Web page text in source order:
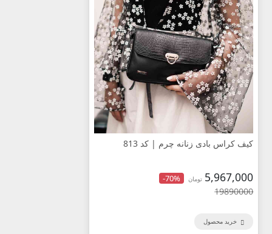
کیف کراس بادی زنانه چرم | کد 813
5,967,000 تومان -70%
19890000
خرید محصول